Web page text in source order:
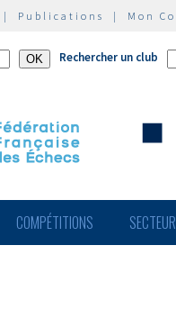
| Publications | Mon
Rechercher un club
COMPÉTITIONS